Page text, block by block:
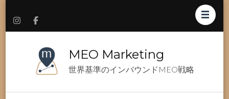
MEO Marketing
世界基準のインバウンドMEO戦略